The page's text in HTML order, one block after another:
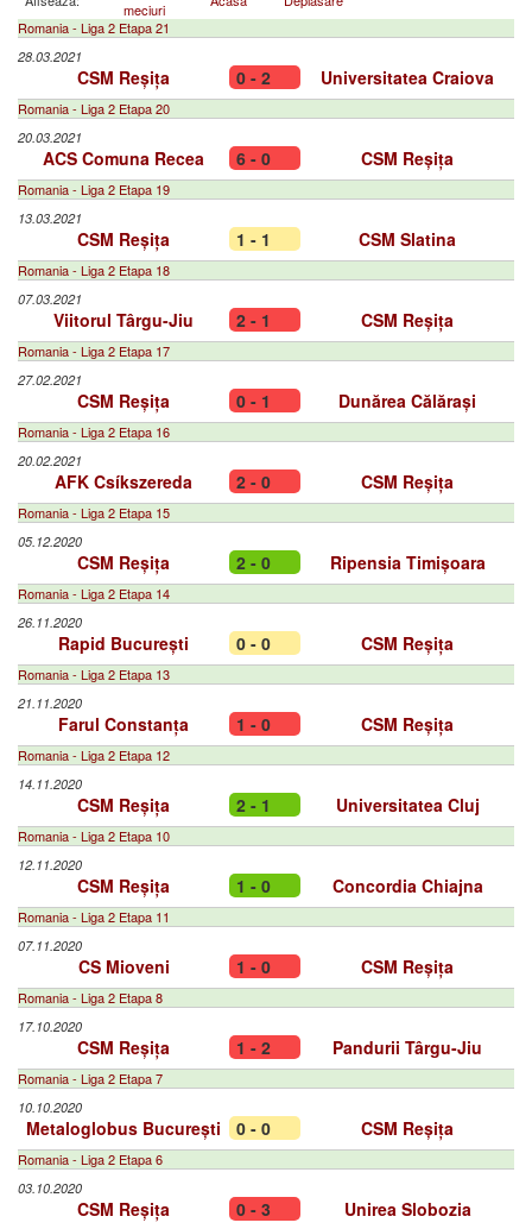
meciuri
Romania - Liga 2 Etapa 21
28.03.2021
CSM Reșița 0 - 2 Universitatea Craiova
Romania - Liga 2 Etapa 20
20.03.2021
ACS Comuna Recea 6 - 0 CSM Reșița
Romania - Liga 2 Etapa 19
13.03.2021
CSM Reșița 1 - 1 CSM Slatina
Romania - Liga 2 Etapa 18
07.03.2021
Viitorul Târgu-Jiu 2 - 1 CSM Reșița
Romania - Liga 2 Etapa 17
27.02.2021
CSM Reșița 0 - 1 Dunărea Călărași
Romania - Liga 2 Etapa 16
20.02.2021
AFK Csíkszereda 2 - 0 CSM Reșița
Romania - Liga 2 Etapa 15
05.12.2020
CSM Reșița 2 - 0 Ripensia Timișoara
Romania - Liga 2 Etapa 14
26.11.2020
Rapid București 0 - 0 CSM Reșița
Romania - Liga 2 Etapa 13
21.11.2020
Farul Constanța 1 - 0 CSM Reșița
Romania - Liga 2 Etapa 12
14.11.2020
CSM Reșița 2 - 1 Universitatea Cluj
Romania - Liga 2 Etapa 10
12.11.2020
CSM Reșița 1 - 0 Concordia Chiajna
Romania - Liga 2 Etapa 11
07.11.2020
CS Mioveni 1 - 0 CSM Reșița
Romania - Liga 2 Etapa 8
17.10.2020
CSM Reșița 1 - 2 Pandurii Târgu-Jiu
Romania - Liga 2 Etapa 7
10.10.2020
Metaloglobus București 0 - 0 CSM Reșița
Romania - Liga 2 Etapa 6
03.10.2020
CSM Reșița 0 - 3 Unirea Slobozia